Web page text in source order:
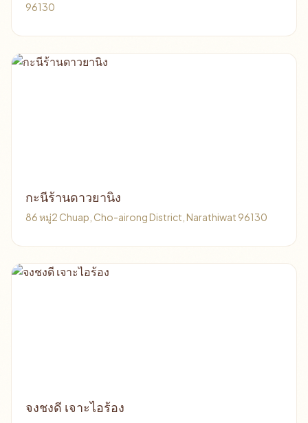
96130
กะนีร้านดาวยานิง
86 หมู่2 Chuap, Cho-airong District, Narathiwat 96130
จงชงดี เจาะไอร้อง